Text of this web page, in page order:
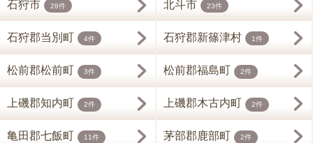
石狩市 28件 北斗市 23件
石狩郡当別町 4件 石狩郡新篠津村 1件
松前郡松前町 3件 松前郡福島町 2件
上磯郡知内町 2件 上磯郡木古内町 2件
亀田郡七飯町 11件 茅部郡鹿部町 2件